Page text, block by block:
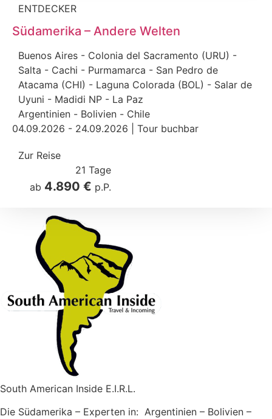
ENTDECKER
Südamerika – Andere Welten
Buenos Aires - Colonia del Sacramento (URU) -
Salta - Cachi - Purmamarca - San Pedro de
Atacama (CHI) - Laguna Colorada (BOL) - Salar de
Uyuni - Madidi NP - La Paz
Argentinien - Bolivien - Chile
04.09.2026 - 24.09.2026 | Tour buchbar
Zur Reise
21 Tage
ab 4.890 € p.P.
South American Inside E.I.R.L.
Die Südamerika – Experten in: Argentinien – Bolivien –